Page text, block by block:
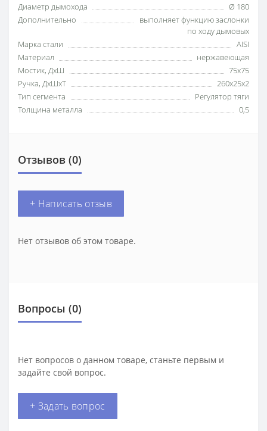
Диаметр дымохода
Ø 180
Дополнительно
выполняет функцию заслонки
по ходу дымовых
Марка стали
AISI
Материал
нержавеющая
Мостик, ДхШ
75x75
Ручка, ДхШхТ
260х25х2
Тип сегмента
Регулятор тяги
Толщина металла
0,5
Отзывов (0)
+ Написать отзыв
Нет отзывов об этом товаре.
Вопросы (0)
Нет вопросов о данном товаре, станьте первым и
задайте свой вопрос.
+ Задать вопрос